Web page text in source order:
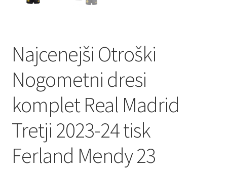
Najcenejši Otroški
Nogometni dresi
komplet Real Madrid
Tretji 2023-24 tisk
Ferland Mendy 23